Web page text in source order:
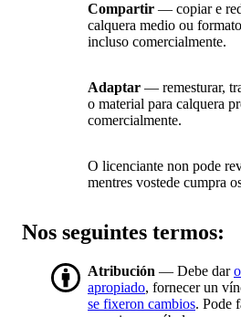
Compartir — copiar e
calquera medio ou
incluso comercialmente.
Adaptar — remesturar,
o material para calquera
comercialmente.
O licenciante non pode
mentres vostede cumpra
Nos seguintes termos:
Atribución — Debe dar
apropiado, fornecer un
se fixeron cambios. Pode